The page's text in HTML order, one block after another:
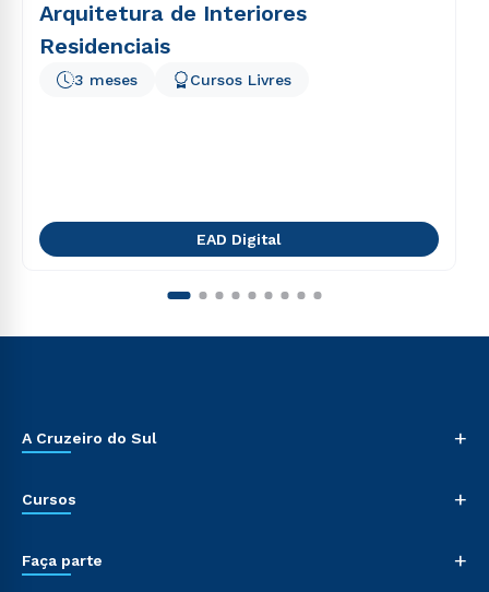
Arquitetura de Interiores
Residenciais
3 meses Cursos Livres
EAD Digital
A Cruzeiro do Sul +
Cursos +
Faça parte +